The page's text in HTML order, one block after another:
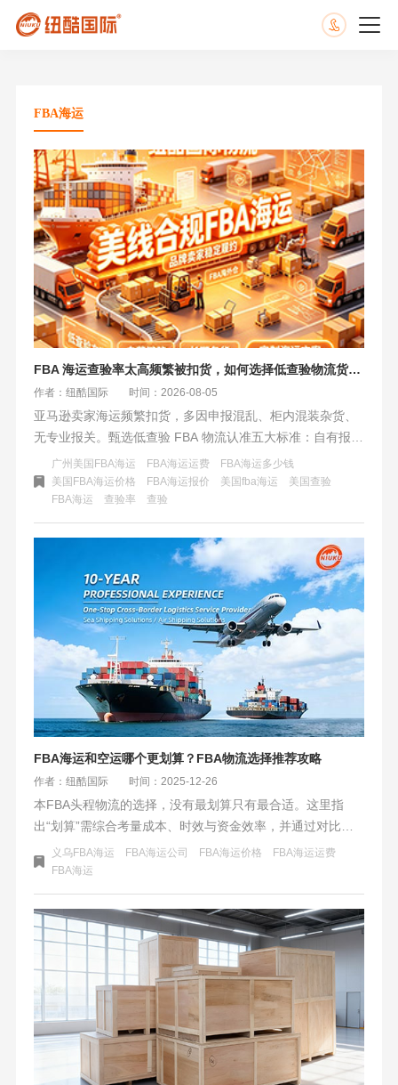
​FBA海运
FBA 海运查验率太高频繁被扣货，如何选择低查验物流货代？
作者：纽酷国际 时间：2026-08-05
亚马逊卖家海运频繁扣货，多因申报混乱、柜内混装杂货、
无专业报关。甄选低查验 FBA 物流认准五大标准：自有报关
团队前置预审、FBA 独立专线柜、合规档案系统留存、全链
路自营不转包、配套 CPSC 申报。纽酷国际中美持证报关班
组，FBA 专属整柜统一申报，合规普货查验率低于行业均
值，搭配自营美线链路，为亚马逊品牌卖家提供稳定低查验
海运方案，仅承接合规普货。
广州美国FBA海运 FBA海运运费
FBA海运多少钱
美国FBA海运价格
FBA海运报价 美国fba海运
美国查验
​FBA海运
查验率 查验
FBA海运和空运哪个更划算？FBA物流选择推荐攻略
作者：纽酷国际 时间：2025-12-26
本FBA头程物流的选择，没有最划算只有最合适。这里指
出“划算”需综合考量成本、时效与资金效率，并通过对比表
格清晰展示海运与空运的核心差异。卖家结合自身货物属
性、销售节奏等变量，利用提供的决策流程图与成本模型进
准匹配业务的实际需求与阶段，并采用“海运为主、空运应
急”的组合策略以构建最具弹性的供应链。
义乌FBA海运 FBA海运公司 FBA海运价格
FBA海运运费
​FBA海运